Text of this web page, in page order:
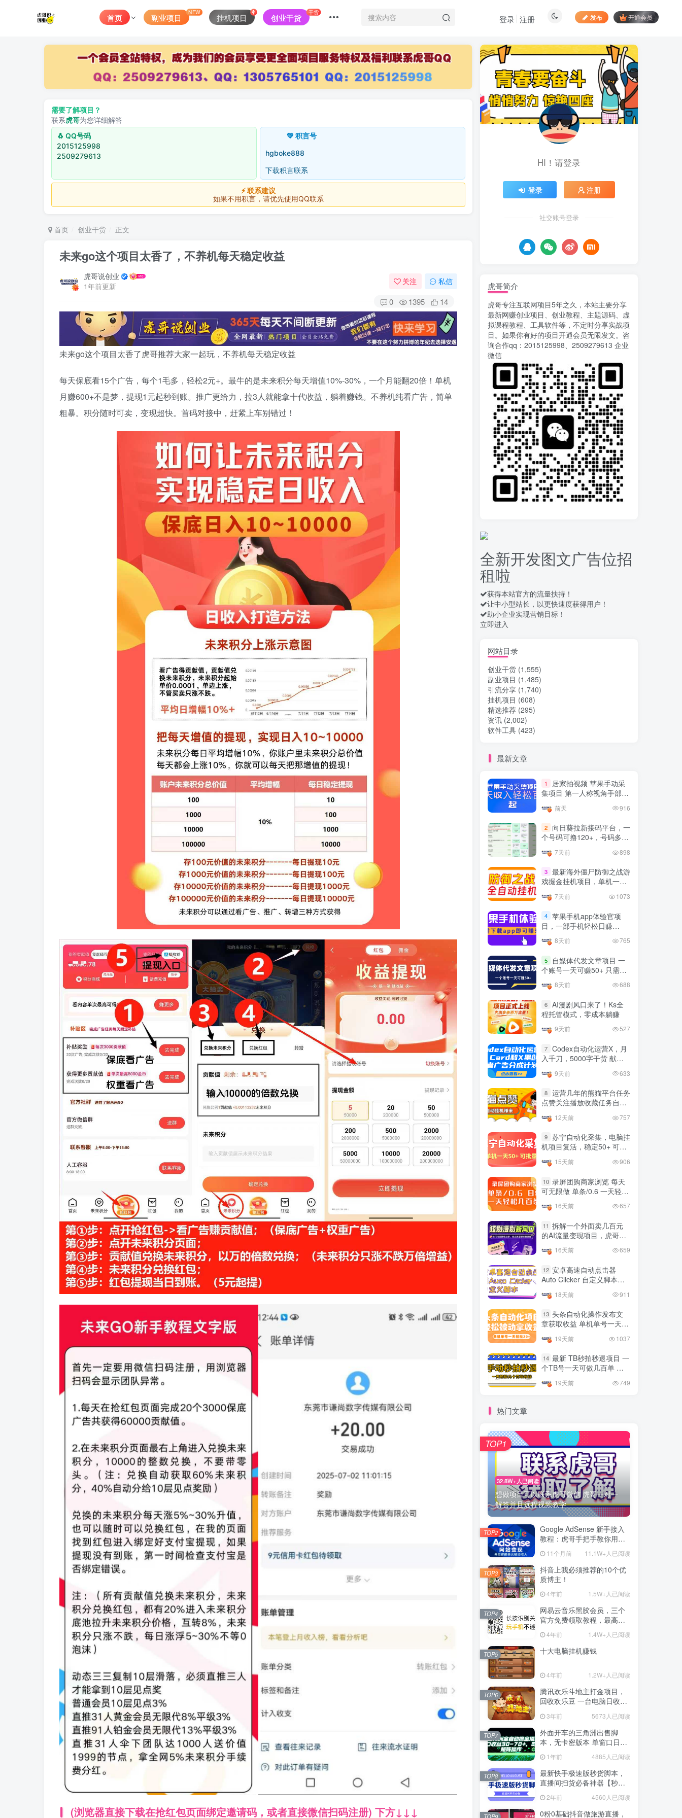
首页 副业项目
NEW
挂机项目 创业干货
干货
发布 开通会员
登录 注册
需要了解项目？
联系虎哥为您详细解答
🐧 QQ号码
2015125998
2509279613
💚 积言号
hgboke888
下载积言联系
⚡ 联系建议
如果不用积言，请优先使用QQ联系
首页 创业干货 正文
未来go这个项目太香了，不养机每天稳定收益
虎哥说创业
1年前更新
关注 私信
0 1395 14
未来go这个项目太香了虎哥推荐大家一起玩，不养机每天稳定收益
每天保底看15个广告，每个1毛多，轻松2元+。最牛的是未来积分每天增值10%-30%，一个月能翻20倍！单机
月赚600+不是梦，提现1元起秒到账。推广更给力，拉3人就能拿十代收益，躺着赚钱。不养机纯看广告，简单
粗暴。积分随时可卖，变现超快。首码对接中，赶紧上车别错过！
(浏览器直接下载在抢红包页面绑定邀请码，或者直接微信扫码注册) 下方↓↓↓
最新文章
1 居家拍视频 苹果手动采
集项目 第一人称视角手部操
作视频采集 一天收入轻松百
元起前天 916
2 向日葵拉新接码平台，一
个号码可撸120+，号码多的
翻倍
7天前
最新海外僵尸防御之战游
150+
目，一部手机轻松日赚
载安装app即可获取高额收
益
5
自媒体代发文章项目 一
程托管模式，零成本躺赚
9天前 527
7
Codex自动化运营X，月
入千刀，5000字干货 献给
633
8
运营几年的熊猫平台任务
点赞关注播放收藏任务自动
化项目 单号5-10+收益 可批
量
12天前 757
9 苏宁自动化采集，电脑挂
机项目复活，稳定50+ 可批
量
15天前 906
10
录屏团购商家浏览 每天
可无限做 单条/0.6 一天轻松
几百条 每天日结 多做多得
16天前 657
12 安卓高速自动点击器
工具
13 头条自动化操作发布文
章获取收益 单机单号一天下
热门文章
想做项目可以联系虎哥微信 虎哥一对一
解答并且远程视频教学
TOP1
Google AdSense 新手接入
教程：虎哥手把手教你用网
站赚取美元收入
TOP2
质博主！
4年前 1.5W+人已阅读
网易云音乐黑胶会员，三个
官方免费领取教程，最高可
领1年
4年前 1.4W+人已阅读
十大电脑挂机赚钱
4年前 1.2W+人已阅读
TOP5
腾讯欢乐斗地主打金项目，
回收欢乐豆 一台电脑日收益
500+
3年前 5673人已阅读
TOP6
外面开车的三角洲出售脚
本，无卡密版本 单窗口日收
益30-70+ 可批量操作
1年前 4885人已阅读
TOP7
最新快手极速版秒货脚本，
直播间扫货必备神器【秒货
2年前 4560人已阅读
TOP8
0粉0基础抖音做旅游直播，
30天带货250万GMV，纯利
10万，及经验
TOP9
国内最多电脑挂机赚钱项目
TOP10
友情链接申请联系虎哥
HI！请登录
登录 注册
社交账号登录
虎哥简介
虎哥专注互联网项目5年之久，本站主要分享
最新网赚创业项目、创业教程、主题源码、虚
拟课程教程、工具软件等，不定时分享实战项
目。如果你有好的项目开通会员无限发文。咨
询合作qq：2015125998、2509279613 企业
微信
全新开发图文广告位招
租啦
获得本站官方的流量扶持！
让中小型站长，以更快速度获得用户！
助小企业实现营销目标！
立即进入
网站目录
创业干货 (1,555)
副业项目 (1,485)
引流分享 (1,740)
挂机项目 (608)
精选推荐 (295)
资讯 (2,002)
软件工具 (423)
最新文章
1
居家拍视频 苹果手动采
集项目 第一人称视角手部操
元起前天 916
2
向日葵拉新接码平台，一
个号码可撸120+，号码多的
7天前 898
3 最新海外僵尸防御之战游
戏掘金挂机项目，单机一天
7天前 1073
4 苹果手机app体验官项
目，一部手机轻松日赚
载安装app即可获取高额收
益
8天前 765
5
自媒体代发文章项目 一
个账号一天可赚50+ 只需动
8天前 688
6 AI漫剧风口来了！Ks全
程托管模式，零成本躺赚
9天前 527
7 Codex自动化运营X，月
入千刀，5000字干货 献给
9天前 633
8 运营几年的熊猫平台任务
点赞关注播放收藏任务自动
量
12天前 757
9 苏宁自动化采集，电脑挂
机项目复活，稳定50+ 可批
15天前 906
10 录屏团购商家浏览 每天
可无限做 单条/0.6 一天轻松
16天前 657
11 拆解一个外面卖几百元
的AI流量变现项目，虎哥这
16天前 659
12 安卓高速自动点击器
Auto Clicker 自定义脚本、
工具18天前 911
13 头条自动化操作发布文
章获取收益 单机单号一天下
19天前 1037
14 最新 TB秒拍秒退项目 一
个TB号一天可做几百单 单
19天前 749
热门文章
32.8W+人已阅读
想做项目可以联系虎哥微信 虎哥一对一
解答并且远程视频教学
TOP1
Google AdSense 新手接入
教程：虎哥手把手教你用网
站赚取美元收入
11个月前 11.1W+人已阅读
TOP2
抖音上我必须推荐的10个优
质博主！
4年前 1.5W+人已阅读
TOP3
网易云音乐黑胶会员，三个
官方免费领取教程，最高可
领1年
4年前 1.4W+人已阅读
TOP4
十大电脑挂机赚钱
4年前 1.2W+人已阅读
TOP5
腾讯欢乐斗地主打金项目，
回收欢乐豆 一台电脑日收益
3年前 5673人已阅读
TOP6
外面开车的三角洲出售脚
本，无卡密版本 单窗口日收
1年前 4885人已阅读
TOP7
最新快手极速版秒货脚本，
直播间扫货必备神器【秒货
2年前 4560人已阅读
TOP8
0粉0基础抖音做旅游直播，